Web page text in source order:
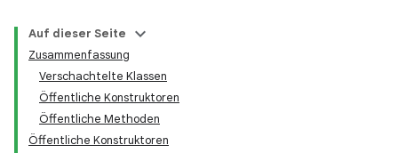
Auf dieser Seite
Zusammenfassung
Verschachtelte Klassen
Öffentliche Konstruktoren
Öffentliche Methoden
Öffentliche Konstruktoren